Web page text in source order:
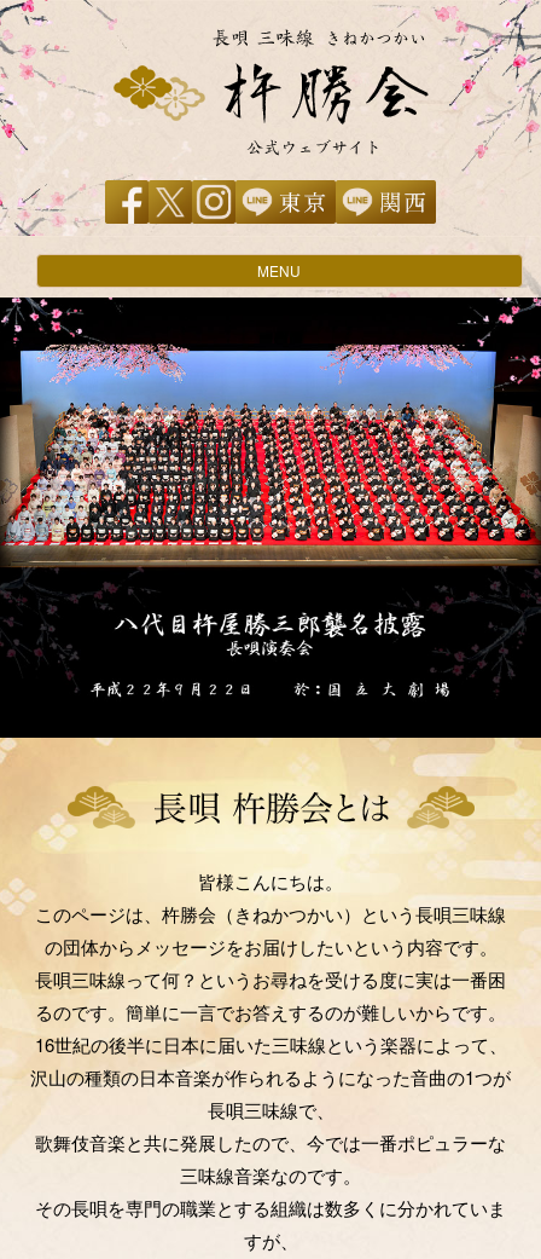
ナ
ビ
シ
ン
MENU
皆様こんにちは。
このページは、杵勝会（きねかつかい）という長唄三味線
の団体からメッセージをお届けしたいという内容です。
長唄三味線って何？というお尋ねを受ける度に実は一番困
るのです。簡単に一言でお答えするのが難しいからです。
16世紀の後半に日本に届いた三味線という楽器によって、
沢山の種類の日本音楽が作られるようになった音曲の1つが
長唄三味線で、
歌舞伎音楽と共に発展したので、今では一番ポピュラーな
三味線音楽なのです。
その長唄を専門の職業とする組織は数多くに分かれていま
すが、